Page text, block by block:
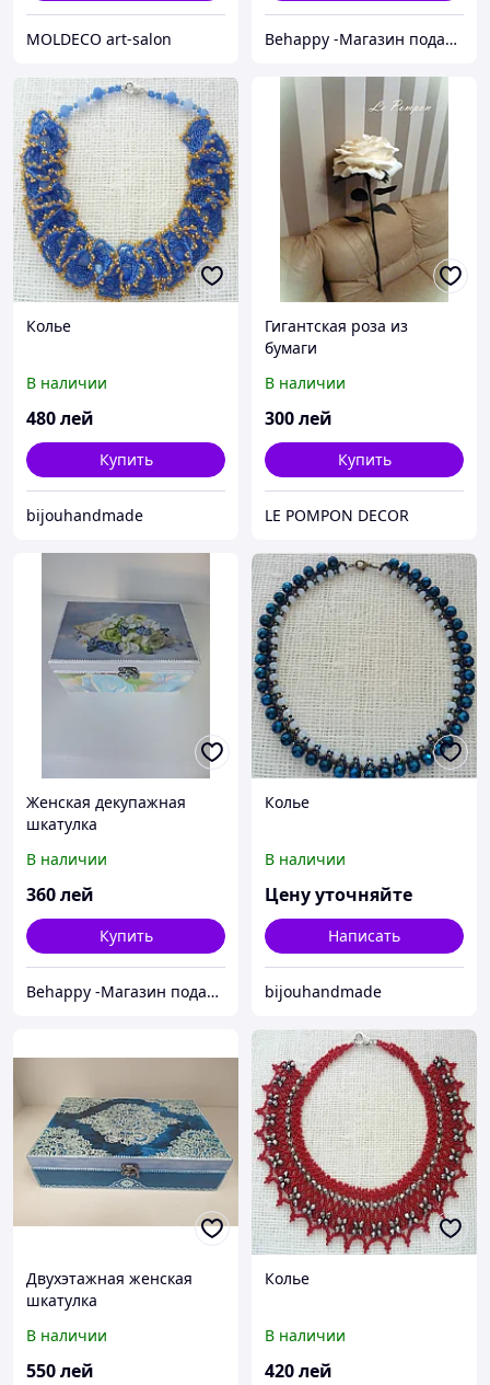
MOLDECO art-salon Behappy -Магазин подарков ручной работы
Колье
В наличии
480лей
Купить
bijouhandmade
Гигантская роза из
бумаги
В наличии
300лей
Купить
LE POMPON DECOR
Женская декупажная
шкатулка
В наличии
360лей
Купить
Behappy -Магазин подарков ручной работы
Колье
В наличии
Цену уточняйте
Написать
bijouhandmade
Двухэтажная женская
шкатулка
В наличии
550лей
Колье
В наличии
420лей